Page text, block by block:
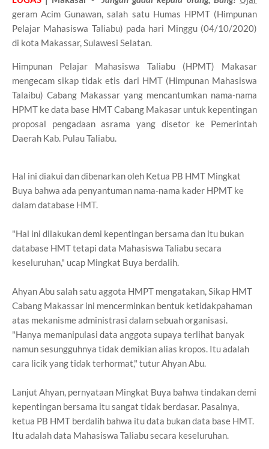
geram Acim Gunawan, salah satu Humas HPMT (Himpunan
Pelajar Mahasiswa Taliabu) pada hari Minggu (04/10/2020)
di kota Makassar, Sulawesi Selatan.
Himpunan Pelajar Mahasiswa Taliabu (HPMT) Makasar
mengecam sikap tidak etis dari HMT (Himpunan Mahasiswa
Talaibu) Cabang Makassar yang mencantumkan nama-nama
HPMT ke data base HMT Cabang Makasar untuk kepentingan
proposal pengadaan asrama yang disetor ke Pemerintah
Daerah Kab. Pulau Taliabu.
Hal ini diakui dan dibenarkan oleh Ketua PB HMT Mingkat
Buya bahwa ada penyantuman nama-nama kader HPMT ke
dalam database HMT.
"Hal ini dilakukan demi kepentingan bersama dan itu bukan
database HMT tetapi data Mahasiswa Taliabu secara
keseluruhan," ucap Mingkat Buya berdalih.
Ahyan Abu salah satu aggota HMPT mengatakan, Sikap HMT
Cabang Makassar ini mencerminkan bentuk ketidakpahaman
atas mekanisme administrasi dalam sebuah organisasi.
"Hanya memanipulasi data anggota supaya terlihat banyak
namun sesungguhnya tidak demikian alias kropos. Itu adalah
cara licik yang tidak terhormat," tutur Ahyan Abu.
Lanjut Ahyan, pernyataan Mingkat Buya bahwa tindakan demi
kepentingan bersama itu sangat tidak berdasar. Pasalnya,
ketua PB HMT berdalih bahwa itu data bukan data base HMT.
Itu adalah data Mahasiswa Taliabu secara keseluruhan.